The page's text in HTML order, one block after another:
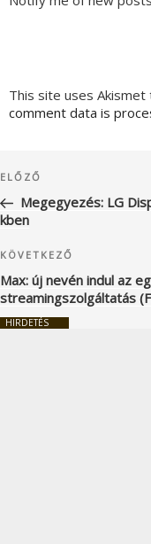
This site uses Akismet
comment data is
navigáció
Korábbi
bejegyzés
ELŐZŐ
Megegyezés: LG
kben
Következő
bejegyzés
KÖVETKEZŐ
Max: új nevén indul az
streamingszolgáltatás
HIRDETÉS